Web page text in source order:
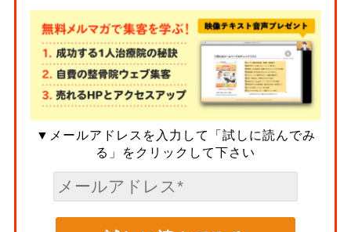
▼メールアドレスを入力して「試しに読んでみ
る」をクリックして下さい